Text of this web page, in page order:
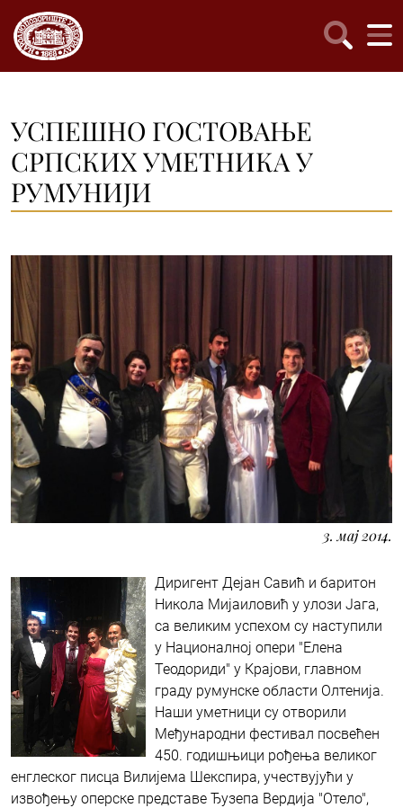
УСПЕШНО ГОСТОВАЊЕ
СРПСКИХ УМЕТНИКА У
РУМУНИЈИ
3. мај 2014.
Диригент Дејан Савић и баритон
Никола Мијаиловић у улози Јага,
са великим успехом су наступили
у Националној опери "Елена
Теодориди" у Крајови, главном
граду румунске области Олтенија.
Наши уметници су отворили
Међународни фестивал посвећен
450. годишњици рођења великог
енглеског писца Вилијема Шекспира, учествујући у
извођењу оперске представе Ђузепa Вердија "Отело",